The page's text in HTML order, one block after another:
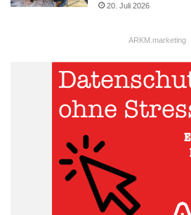
BNI Siegen
Dr. Ivan Misner
ValueNet Consulting
20. Juli 2026
ARKM.marketing